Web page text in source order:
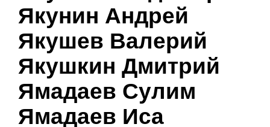
Якунин Андрей
Якушев Валерий
Якушкин Дмитрий
Ямадаев Сулим
Ямадаев Иса